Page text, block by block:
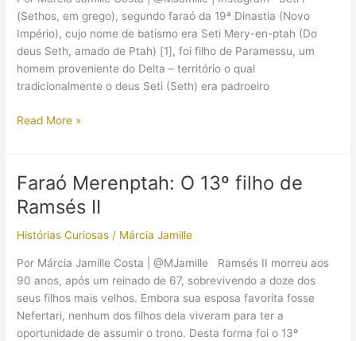
(Sethos, em grego), segundo faraó da 19ª Dinastia (Novo
Império), cujo nome de batismo era Seti Mery-en-ptah (Do
deus Seth, amado de Ptah) [1], foi filho de Paramessu, um
homem proveniente do Delta – território o qual
tradicionalmente o deus Seti (Seth) era padroeiro
Seti
ramséssida
Read More »
Faraó Merenptah: O 13º filho de
Ramsés II
Histórias Curiosas / Márcia Jamille
Por Márcia Jamille Costa | @MJamille Ramsés II morreu aos
90 anos, após um reinado de 67, sobrevivendo a doze dos
seus filhos mais velhos. Embora sua esposa favorita fosse
Nefertari, nenhum dos filhos dela viveram para ter a
oportunidade de assumir o trono. Desta forma foi o 13º